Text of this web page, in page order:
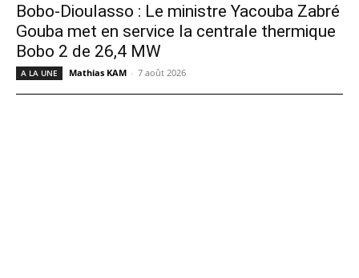
Bobo-Dioulasso : Le ministre Yacouba Zabré
Gouba met en service la centrale thermique
Bobo 2 de 26,4 MW
A LA UNE Mathias KAM - 7 août 2026